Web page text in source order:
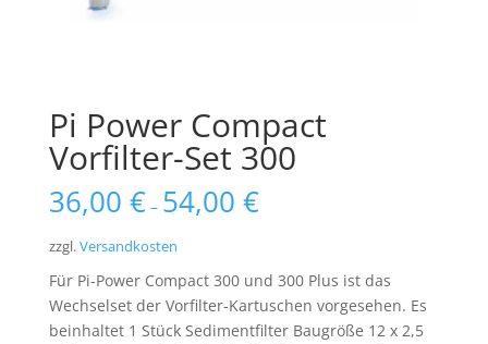
Pi Power Compact
Vorfilter-Set 300
36,00 € – 54,00 €
zzgl.Versandkosten
Für Pi-Power Compact 300 und 300 Plus ist das
Wechselset der Vorfilter-Kartuschen vorgesehen. Es
beinhaltet 1 Stück Sedimentfilter Baugröße 12 x 2,5